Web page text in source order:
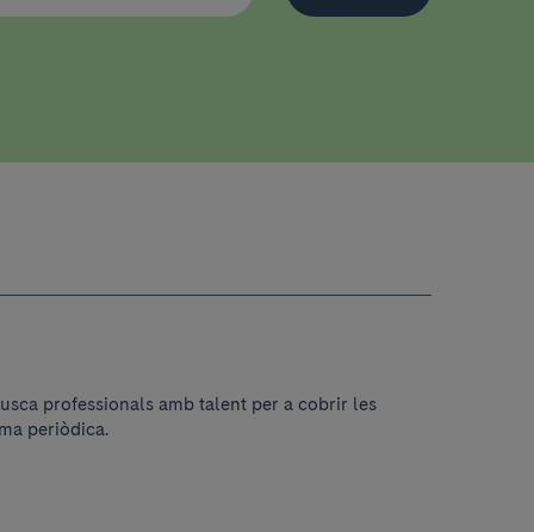
professionals amb talent per a cobrir les
periòdica.